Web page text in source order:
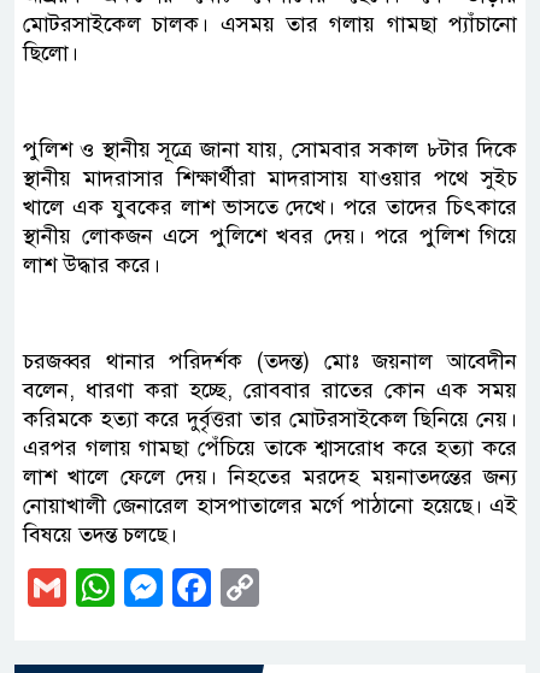
মোটরসাইকেল চালক। এসময় তার গলায় গামছা প্যাঁচানো
ছিলো।
পুলিশ ও স্থানীয় সূত্রে জানা যায়, সোমবার সকাল ৮টার দিকে
স্থানীয় মাদরাসার শিক্ষার্থীরা মাদরাসায় যাওয়ার পথে সুইচ
খালে এক যুবকের লাশ ভাসতে দেখে। পরে তাদের চিৎকারে
স্থানীয় লোকজন এসে পুলিশে খবর দেয়। পরে পুলিশ গিয়ে
লাশ উদ্ধার করে।
চরজব্বর থানার পরিদর্শক (তদন্ত) মোঃ জয়নাল আবেদীন
বলেন, ধারণা করা হচ্ছে, রোববার রাতের কোন এক সময়
করিমকে হত্যা করে দুর্বৃত্তরা তার মোটরসাইকেল ছিনিয়ে নেয়।
এরপর গলায় গামছা পেঁচিয়ে তাকে শ্বাসরোধ করে হত্যা করে
লাশ খালে ফেলে দেয়। নিহতের মরদেহ ময়নাতদন্তের জন্য
নোয়াখালী জেনারেল হাসপাতালের মর্গে পাঠানো হয়েছে। এই
বিষয়ে তদন্ত চলছে।
GmailWhatsApp
Messenger
Facebook